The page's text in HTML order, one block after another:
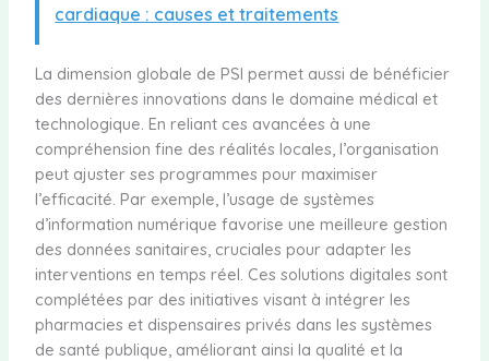
cardiaque : causes et traitements
La dimension globale de PSI permet aussi de bénéficier
des dernières innovations dans le domaine médical et
technologique. En reliant ces avancées à une
compréhension fine des réalités locales, l’organisation
peut ajuster ses programmes pour maximiser
l’efficacité. Par exemple, l’usage de systèmes
d’information numérique favorise une meilleure gestion
des données sanitaires, cruciales pour adapter les
interventions en temps réel. Ces solutions digitales sont
complétées par des initiatives visant à intégrer les
pharmacies et dispensaires privés dans les systèmes
de santé publique, améliorant ainsi la qualité et la